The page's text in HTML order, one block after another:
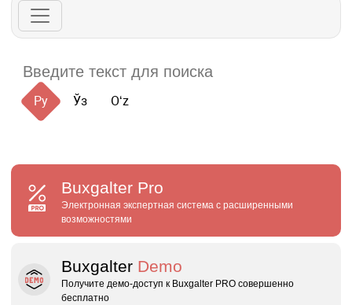
Ру Ўз Oʻz
Buxgalter Pro
Электронная экспертная система с расширенными
возможностями
Buxgalter Demo
Получите демо‑доступ к Buxgalter PRO совершенно
бесплатно